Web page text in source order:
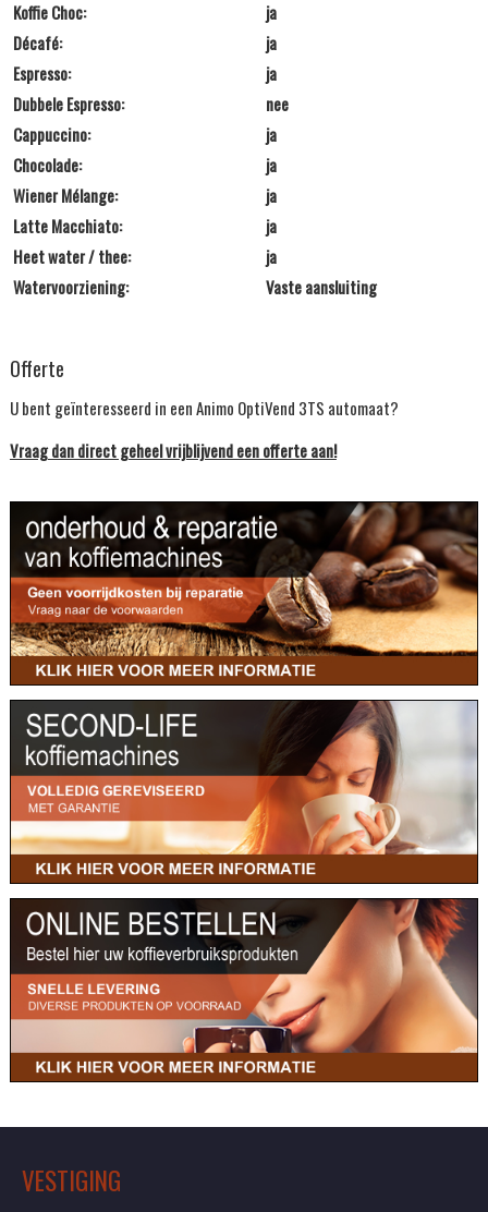
Koffie Choc:
ja
Décafé:
ja
Espresso:
ja
Dubbele Espresso:
nee
Cappuccino:
ja
Chocolade:
ja
Wiener Mélange:
ja
Latte Macchiato:
ja
Heet water / thee:
ja
Watervoorziening:
Vaste aansluiting
Offerte
U bent geïnteresseerd in een Animo OptiVend 3TS automaat?
Vraag dan direct geheel vrijblijvend een offerte aan!
VESTIGING